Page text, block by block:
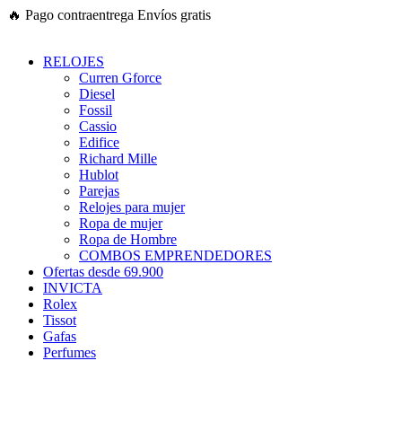
Ir
🔥 Pago contraentrega Envíos gratis
RELOJES
Curren Gforce
Diesel
Fossil
Cassio
Edifice
Richard Mille
Hublot
Parejas
Relojes para mujer
Ropa de mujer
Ropa de Hombre
COMBOS EMPRENDEDORES
Ofertas desde 69.900
INVICTA
Rolex
Tissot
Gafas
Perfumes